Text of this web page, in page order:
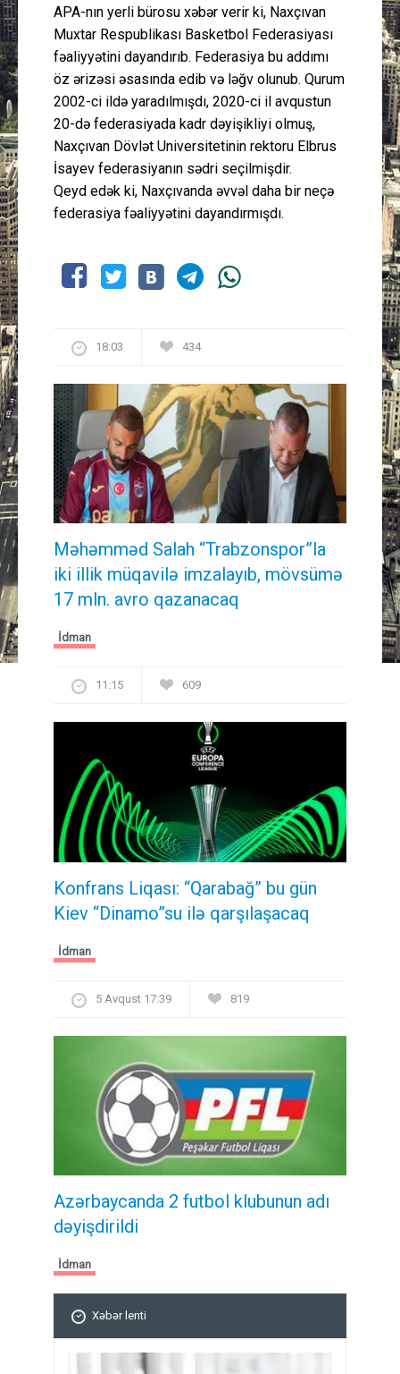
Cəmiyyət
Peşə etikası
Əlaqə
APA-nın yerli bürosu xəbər verir ki, Naxçıvan
Muxtar Respublikası Basketbol Federasiyası
fəaliyyətini dayandırıb. Federasiya bu addımı
öz ərizəsi əsasında edib və ləğv olunub. Qurum
2002-ci ildə yaradılmışdı, 2020-ci il avqustun
20-də federasiyada kadr dəyişikliyi olmuş,
Naxçıvan Dövlət Universitetinin rektoru Elbrus
İsayev federasiyanın sədri seçilmişdir.
Qeyd edək ki, Naxçıvanda əvvəl daha bir neçə
federasiya fəaliyyətini dayandırmışdı.
18:03 434
Məhəmməd Salah “Trabzonspor”la
iki illik müqavilə imzalayıb, mövsümə
17 mln. avro qazanacaq
İdman
11:15 609
Konfrans Liqası: “Qarabağ” bu gün
Kiev “Dinamo”su ilə qarşılaşacaq
İdman
5 Avqust 17:39 819
Azərbaycanda 2 futbol klubunun adı
dəyişdirildi
İdman
Xəbər lenti